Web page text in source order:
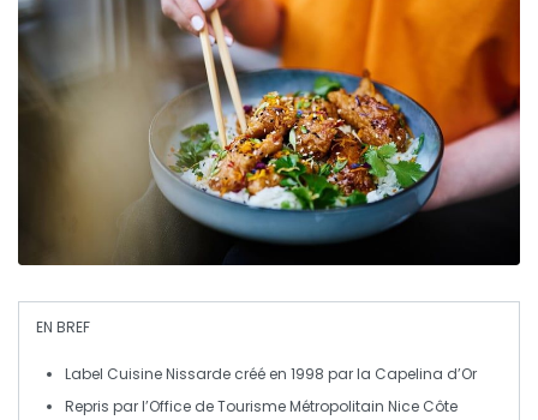
EN BREF
Label Cuisine Nissarde créé en 1998 par la Capelina d’Or
Repris par l’Office de Tourisme Métropolitain Nice Côte